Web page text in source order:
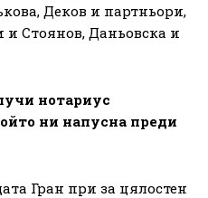
Деков и партньори,
и Стоянов, Даньовска и
нотариус
ни напусна преди
Гран при за цялостен